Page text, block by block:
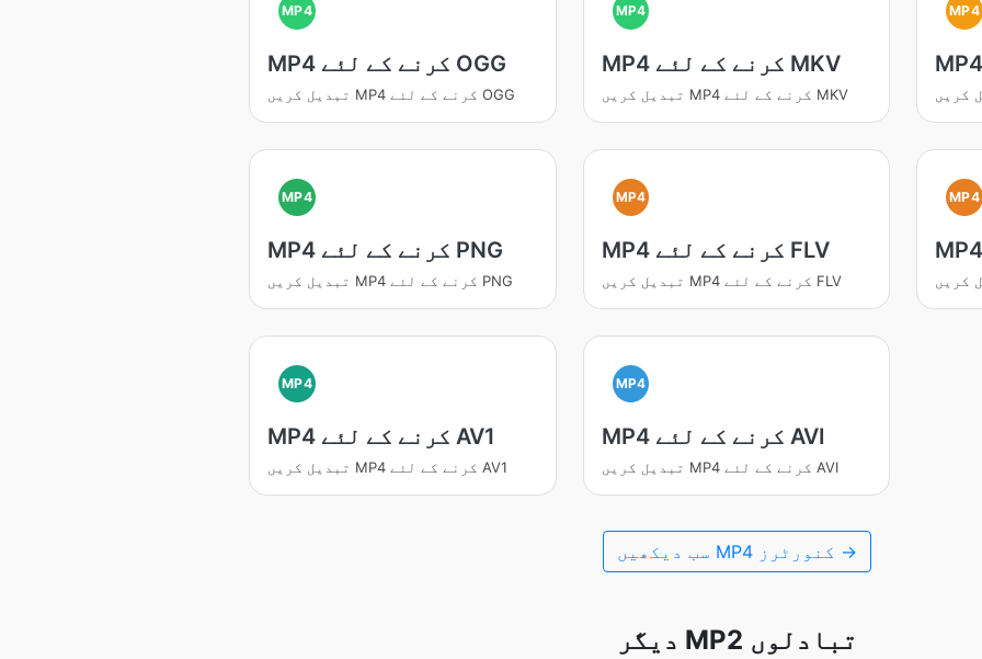
MP4
MP4 کرنے کے لئے OGG
تبدیل کریں MP4 کرنے کے لئے OGG
MP4
MP4 کرنے کے لئے MKV
تبدیل کریں MP4 کرنے کے لئے MKV
MP4
MP4
MP4 کرنے کے لئے PNG
تبدیل کریں MP4 کرنے کے لئے PNG
MP4
MP4 کرنے کے لئے FLV
تبدیل کریں MP4 کرنے کے لئے FLV
MP4
MP4
MP4 کرنے کے لئے AV1
تبدیل کریں MP4 کرنے کے لئے AV1
MP4
MP4 کرنے کے لئے AVI
تبدیل کریں MP4 کرنے کے لئے AVI
سب دیکھیں MP4 کنورٹرز →
دیگر MP2 تبادلوں